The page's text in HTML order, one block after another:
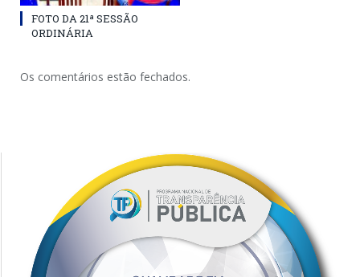
FOTO DA 21ª SESSÃO
ORDINÁRIA
Os comentários estão fechados.